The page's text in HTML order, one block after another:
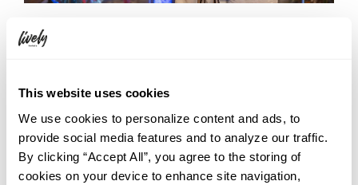
This website uses cookies
We use cookies to personalize content and ads, to
provide social media features and to analyze our traffic.
By clicking “Accept All”, you agree to the storing of
cookies on your device to enhance site navigation,
THE LIVELY 福岡博多の公式Instagramアカウント
夏のライブリーフォトコンテスト」をつけて、フラワーアートを背
なさんの自由なアイデアで撮影した写真を投稿してください。審
査は、テーマ性と独自性を基準に行い、受賞者にはホテル宿泊券
やレストラン・バー利用券などの賞品をプレゼントいたします。